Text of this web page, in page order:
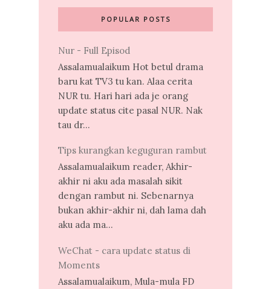
POPULAR POSTS
Nur - Full Episod
Assalamualaikum Hot betul drama
baru kat TV3 tu kan. Alaa cerita
NUR tu. Hari hari ada je orang
update status cite pasal NUR. Nak
tau dr...
Tips kurangkan keguguran rambut
Assalamualaikum reader, Akhir-
akhir ni aku ada masalah sikit
dengan rambut ni. Sebenarnya
bukan akhir-akhir ni, dah lama dah
aku ada ma...
WeChat - cara update status di
Moments
Assalamualaikum, Mula-mula FD